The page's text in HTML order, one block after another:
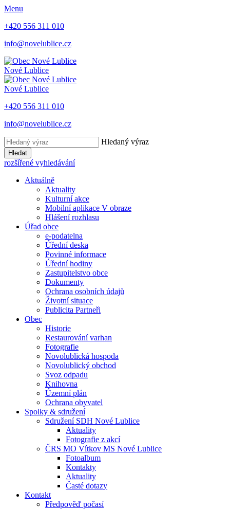
Menu
+420 556 311 010
info@novelublice.cz
Nové Lublice
Nové Lublice
+420 556 311 010
info@novelublice.cz
Hledaný výraz
Hledat
rozšířené vyhledávání
Aktuálně
Aktuality
Kulturní akce
Mobilní aplikace V obraze
Hlášení rozhlasu
Úřad obce
e-podatelna
Úřední deska
Povinné informace
Úřední hodiny
Zastupitelstvo obce
Dokumenty
Ochrana osobních údajů
Životní situace
Publicita Partneři
Obec
Historie
Restaurování varhan
Fotografie
Novolublická hospoda
Novolublický obchod
Svoz odpadu
Knihovna
Územní plán
Ochrana obyvatel
Spolky & sdružení
Sdružení SDH Nové Lublice
Aktuality
Fotografie z akcí
ČRS MO Vítkov MS Nové Lublice
Fotoalbum
Kontakty
Aktuality
Časté dotazy
Kontakt
Předpověď počasí